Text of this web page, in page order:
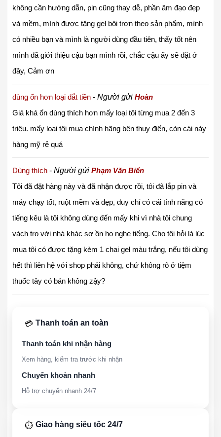
không cần hướng dẫn, pin cũng thay dễ, phần âm đạo đẹp
và mềm, mình được tặng gel bôi trơn theo sản phẩm, mình
có nhiều bạn và mình là người dùng đầu tiên, thấy tốt nên
mình đã giới thiệu cậu bạn mình rồi, chắc cậu ấy sẽ đặt ở
đây, Cảm ơn
dùng ổn hơn loại đắt tiền - Người gửi Hoàn
Giá khá ổn dùng thích hơn mấy loại tôi từng mua 2 đến 3
triệu. mấy loại tôi mua chính hãng bên thụy điển, còn cái này
hàng mỹ rẻ quá
Dùng thích - Người gửi Phạm Văn Biển
Tôi đã đặt hàng này và đã nhận được rồi, tôi đã lắp pin và
máy chạy tốt, ruột mềm và đẹp, duy chỉ có cái tính năng có
tiếng kêu là tôi không dùng đến mấy khi vì nhà tôi chung
vách trọ với nhà khác sợ ồn họ nghe tiếng. Cho tôi hỏi là lúc
mua tôi có được tặng kèm 1 chai gel màu trắng, nếu tôi dùng
hết thì liên hệ với shop phải không, chứ không rõ ở tiệm
thuốc tây có bán không zậy?
💳 Thanh toán an toàn
Thanh toán khi nhận hàng
Xem hàng, kiểm tra trước khi nhận
Chuyển khoản nhanh
Hỗ trợ chuyển nhanh 24/7
⏱️ Giao hàng siêu tốc 24/7